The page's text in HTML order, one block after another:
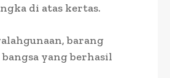
di atas kertas.
barang
yang berhasil